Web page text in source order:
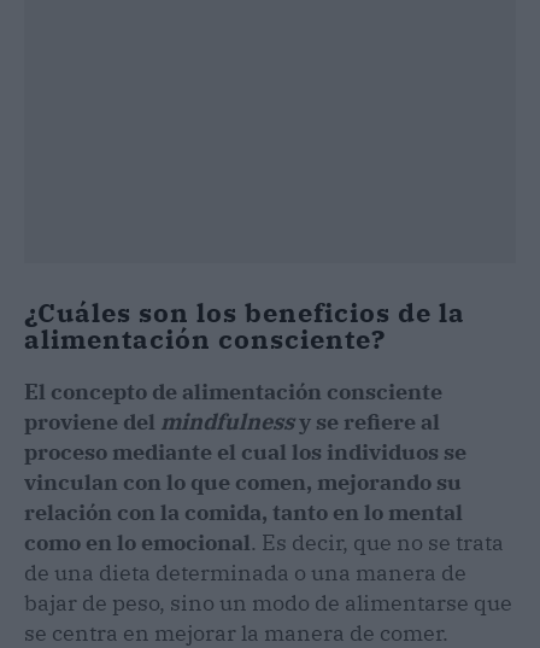
¿Cuáles son los beneficios de la
alimentación consciente?
El concepto de alimentación consciente
proviene del mindfulnessy se refiere al
proceso mediante el cual los individuos se
vinculan con lo que comen, mejorando su
relación con la comida, tanto en lo mental
como en lo emocional. Es decir, que no se trata
de una dieta determinada o una manera de
bajar de peso, sino un modo de alimentarse que
se centra en mejorar la manera de comer.